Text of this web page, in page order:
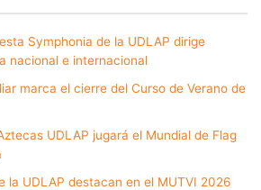
Symphonia de la UDLAP dirige
nacional e internacional
marca el cierre del Curso de Verano de
UDLAP jugará el Mundial de Flag
la UDLAP destacan en el MUTVI 2026